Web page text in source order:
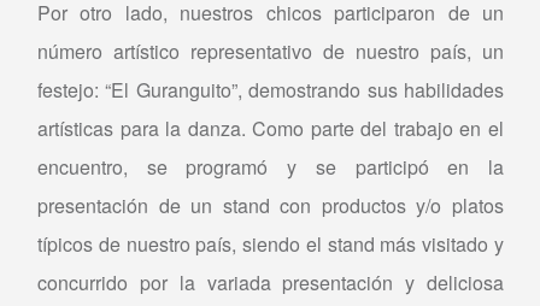
Por otro lado, nuestros chicos participaron de un
número artístico representativo de nuestro país, un
festejo: “El Guranguito”, demostrando sus habilidades
artísticas para la danza. Como parte del trabajo en el
encuentro, se programó y se participó en la
presentación de un stand con productos y/o platos
típicos de nuestro país, siendo el stand más visitado y
concurrido por la variada presentación y deliciosa